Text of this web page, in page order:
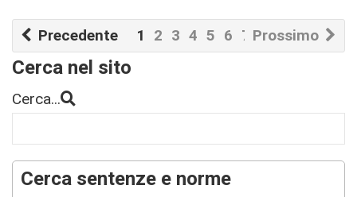
Precedente Prossimo
1 2 3 4 5 6 7 8 9 10
Cerca nel sito
Cerca...
Cerca sentenze e norme